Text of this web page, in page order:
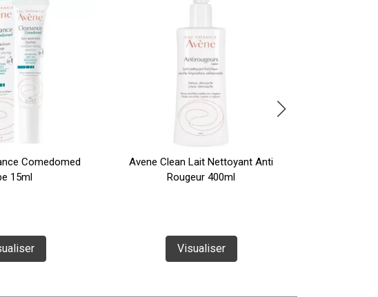
Comedomed
15ml
Avene Clean Lait Nettoyant Anti
Rougeur 400ml
Visualiser